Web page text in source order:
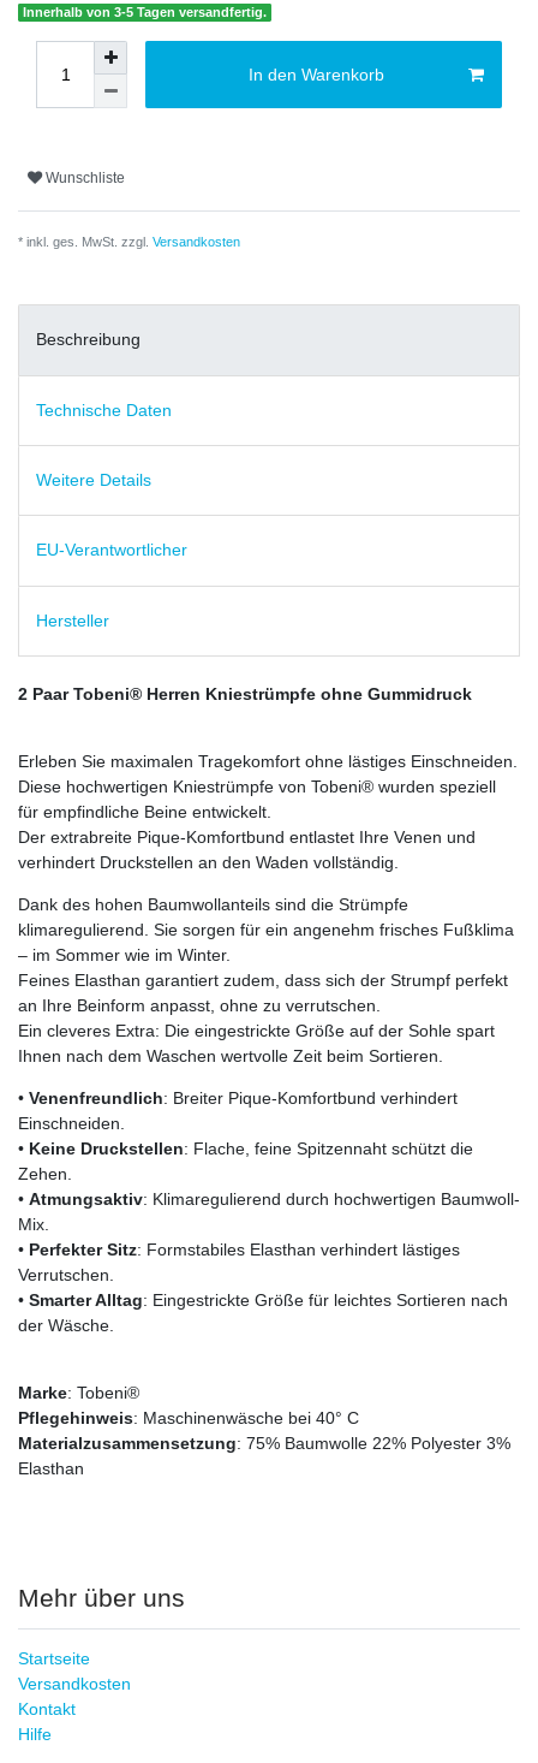
Innerhalb von 3-5 Tagen versandfertig.
In den Warenkorb
Wunschliste
* inkl. ges. MwSt. zzgl. Versandkosten
Beschreibung
Technische Daten
Weitere Details
EU-Verantwortlicher
Hersteller
2 Paar Tobeni® Herren Kniestrümpfe ohne Gummidruck
Erleben Sie maximalen Tragekomfort ohne lästiges Einschneiden.
Diese hochwertigen Kniestrümpfe von Tobeni® wurden speziell
für empfindliche Beine entwickelt.
Der extrabreite Pique-Komfortbund entlastet Ihre Venen und
verhindert Druckstellen an den Waden vollständig.
Dank des hohen Baumwollanteils sind die Strümpfe
klimaregulierend. Sie sorgen für ein angenehm frisches Fußklima
– im Sommer wie im Winter.
Feines Elasthan garantiert zudem, dass sich der Strumpf perfekt
an Ihre Beinform anpasst, ohne zu verrutschen.
Ein cleveres Extra: Die eingestrickte Größe auf der Sohle spart
Ihnen nach dem Waschen wertvolle Zeit beim Sortieren.
• Venenfreundlich: Breiter Pique-Komfortbund verhindert
Einschneiden.
• Keine Druckstellen: Flache, feine Spitzennaht schützt die
Zehen.
• Atmungsaktiv: Klimaregulierend durch hochwertigen Baumwoll-
Mix.
• Perfekter Sitz: Formstabiles Elasthan verhindert lästiges
Verrutschen.
• Smarter Alltag: Eingestrickte Größe für leichtes Sortieren nach
der Wäsche.
Marke: Tobeni®
Pflegehinweis: Maschinenwäsche bei 40° C
Materialzusammensetzung: 75% Baumwolle 22% Polyester 3%
Elasthan
Mehr über uns
Startseite
Versandkosten
Kontakt
Hilfe